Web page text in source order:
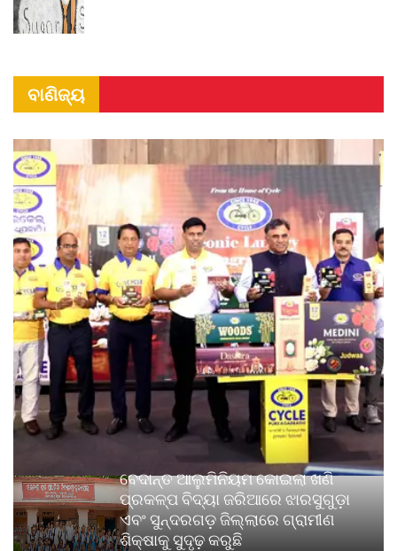
ବାଣିଜ୍ୟ
ବେଦାନ୍ତ ଆଲୁମିନିୟମ କୋଇଲା ଖଣି
ପ୍ରକଳ୍ପ ବିଦ୍ୟା ଜରିଆରେ ଝାରସୁଗୁଡ଼ା
ଏବଂ ସୁନ୍ଦରଗଡ଼ ଜିଲ୍ଲାରେ ଗ୍ରାମୀଣ
ଶିକ୍ଷାକୁ ସୁଦୃଢ଼ କରୁଛି